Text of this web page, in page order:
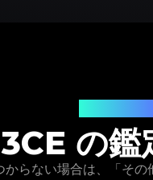
3CE の鑑
らない場合は、「その